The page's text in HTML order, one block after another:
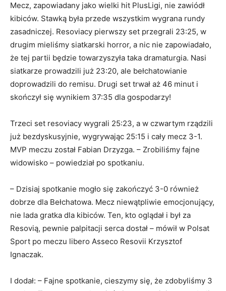
Mecz, zapowiadany jako wielki hit PlusLigi, nie zawiódł
kibiców. Stawką była przede wszystkim wygrana rundy
zasadniczej. Resoviacy pierwszy set przegrali 23:25, w
drugim mieliśmy siatkarski horror, a nic nie zapowiadało,
że tej partii będzie towarzyszyła taka dramaturgia. Nasi
siatkarze prowadzili już 23:20, ale bełchatowianie
doprowadzili do remisu. Drugi set trwał aż 46 minut i
skończył się wynikiem 37:35 dla gospodarzy!
Trzeci set resoviacy wygrali 25:23, a w czwartym rządzili
już bezdyskusyjnie, wygrywając 25:15 i cały mecz 3-1.
MVP meczu został Fabian Drzyzga. – Zrobiliśmy fajne
widowisko – powiedział po spotkaniu.
– Dzisiaj spotkanie mogło się zakończyć 3-0 również
dobrze dla Bełchatowa. Mecz niewątpliwie emocjonujący,
nie lada gratka dla kibiców. Ten, kto oglądał i był za
Resovią, pewnie palpitacji serca dostał – mówił w Polsat
Sport po meczu libero Asseco Resovii Krzysztof
Ignaczak.
I dodał: – Fajne spotkanie, cieszymy się, że zdobyliśmy 3